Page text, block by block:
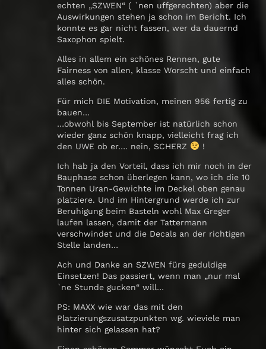
echten „SZWEN“ ( `nen uffgerechten) aber die
Auswirkungen stehen ja schon im Bericht. Ich
konnte es gar nicht fassen, wer da dauernd
Saxophon spielt.
Alles in allem ein schönes Rennen, gute
Fairness von allen, klasse Worscht und einfach
alles schön.
Für mich DIE Motivation, meinen 956 fertig zu
bauen…
…obwohl bis September ist natürlich schon
wieder ganz schön knapp, vielleicht frag ich
den UWE ob er…. nein, SCHERZ
!
Ich hab ja den Vorteil, dass ich mir noch in der
Bauphase schon überlegen kann, wo ich die 10
Tonnen Uran-Gewichte im Deckel oben genau
platziere. Und im Hintergrund werde ich zur
Beruhigung beim Basteln wohl Max Greger
laufen lassen, damit der Tattermann
verschwindet und die Decals an der richtigen
Stelle landen…
Ach und Danke an SZWEN fürs geduldige
Einsetzen! Das passiert, wenn man „nur mal
`ne Stunde gucken“ will…
PS: MAXX wie war das mit den
Platzierungszusatzpunkten wg. wieviele man
hinter sich gelassen hat?